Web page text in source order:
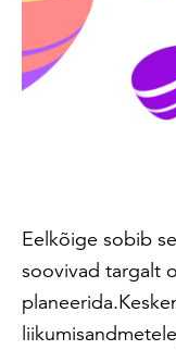
Eelkõige sobib
soovivad targalt